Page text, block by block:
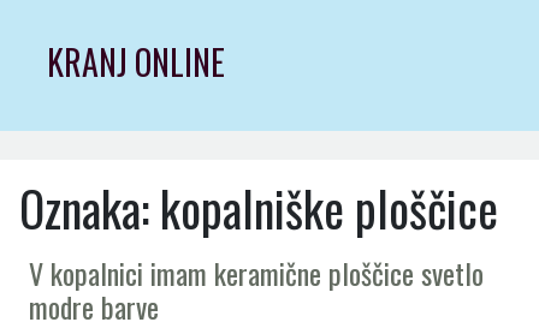
contentKRANJ ONLINE
Oznaka:kopalniške ploščice
V kopalnici imam keramične ploščice svetlo
modre barve